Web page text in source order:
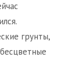
грунты,